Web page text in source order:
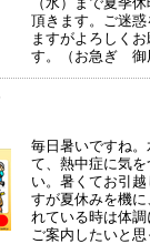
頂きます。ご迷惑
ますがよろしくお
す。（お急ぎ
願い致します。
い...
毎日暑いですね。
て、熱中症に気を
い。暑くてお引
すが夏休みを機に
れている時は体調
ご案内したいと